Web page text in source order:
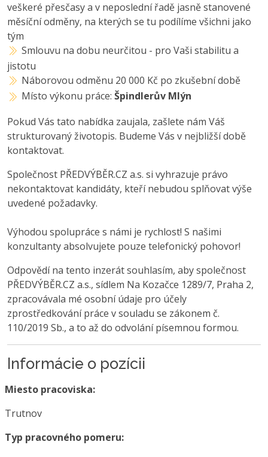
veškeré přesčasy a v neposlední řadě jasně stanovené
měsíční odměny, na kterých se tu podílíme všichni jako
tým
Smlouvu na dobu neurčitou - pro Vaši stabilitu a
jistotu
Náborovou odměnu 20 000 Kč po zkušební době
Místo výkonu práce:Špindlerův Mlýn
Pokud Vás tato nabídka zaujala, zašlete nám Váš
strukturovaný životopis. Budeme Vás v nejbližší době
kontaktovat.
Společnost PŘEDVÝBĚR.CZ a.s. si vyhrazuje právo
nekontaktovat kandidáty, kteří nebudou splňovat výše
uvedené požadavky.
Výhodou spolupráce s námi je rychlost! S našimi
konzultanty absolvujete pouze telefonický pohovor!
Odpovědí na tento inzerát souhlasím, aby společnost
PŘEDVÝBĚR.CZ a.s., sídlem Na Kozačce 1289/7, Praha 2,
zpracovávala mé osobní údaje pro účely
zprostředkování práce v souladu se zákonem č.
110/2019 Sb., a to až do odvolání písemnou formou.
Informácie o pozícii
Miesto pracoviska:
Trutnov
Typ pracovného pomeru: